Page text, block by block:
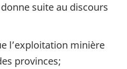
suite au discours
l’exploitation minière
provinces;